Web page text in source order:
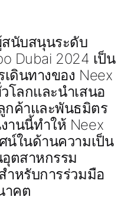
สนับสนุนระดับ
Dubai 2024 เป็น
ดินทางของ Neex
โลกและนำเสนอ
กค้าและพันธมิตร
านนี้ทำให้ Neex
น์ในด้านความเป็น
อุตสาหกรรม
ำหรับการร่วมมือ
าคต